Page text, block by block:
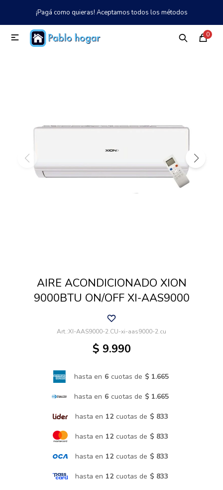
¡Pagá como quieras! Aceptamos todos los métodos
0

AIRE ACONDICIONADO XION
9000BTU ON/OFF XI-AAS9000
XI-AAS9000-2.CU-xi-aas9000-2.cu
$ 9.990
hasta en 6 cuotas de $ 1.665
hasta en 6 cuotas de $ 1.665
hasta en 12 cuotas de $ 833
hasta en 12 cuotas de $ 833
hasta en 12 cuotas de $ 833
hasta en 12 cuotas de $ 833
MI CUENTA
Catálogo Tienda 097 997 042
Tecnología
Aire libre y Jardín
Muebles de exterior
Lavado y secado